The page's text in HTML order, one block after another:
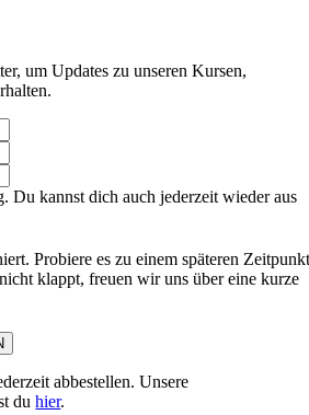
um Updates zu unseren Kursen,
Du kannst dich auch jederzeit wieder aus
Probiere es zu einem späteren
klappt, freuen wir uns über eine kurze
abbestellen. Unsere
duhier.